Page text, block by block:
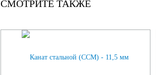
СМОТРИТЕ ТАКЖЕ